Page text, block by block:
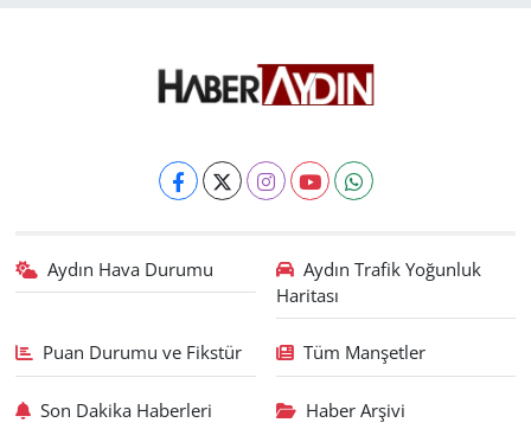
Aydın Hava Durumu
Aydın Trafik Yoğunluk
Haritası
Puan Durumu ve Fikstür Tüm Manşetler
Son Dakika Haberleri Haber Arşivi